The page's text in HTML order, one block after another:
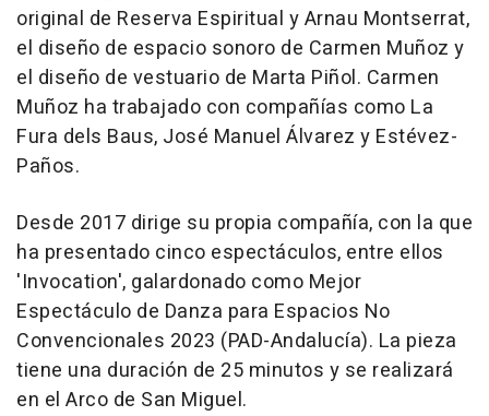
original de Reserva Espiritual y Arnau Montserrat,
el diseño de espacio sonoro de Carmen Muñoz y
el diseño de vestuario de Marta Piñol. Carmen
Muñoz ha trabajado con compañías como La
Fura dels Baus, José Manuel Álvarez y Estévez-
Paños.
Desde 2017 dirige su propia compañía, con la que
ha presentado cinco espectáculos, entre ellos
'Invocation', galardonado como Mejor
Espectáculo de Danza para Espacios No
Convencionales 2023 (PAD-Andalucía). La pieza
tiene una duración de 25 minutos y se realizará
en el Arco de San Miguel.